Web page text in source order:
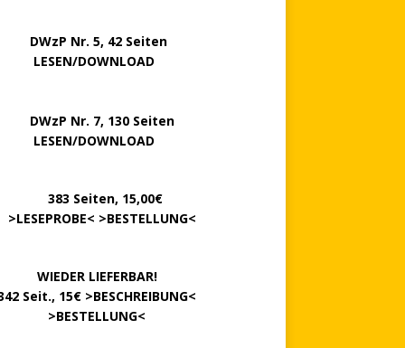
Nr. 5, 42 Seiten
LESEN/DOWNLOAD
Nr. 7, 130 Seiten
LESEN/DOWNLOAD
383 Seiten, 15,00€
>LESEPROBE< >BESTELLUNG<
WIEDER LIEFERBAR!
Seit., 15€ >BESCHREIBUNG<
>BESTELLUNG<